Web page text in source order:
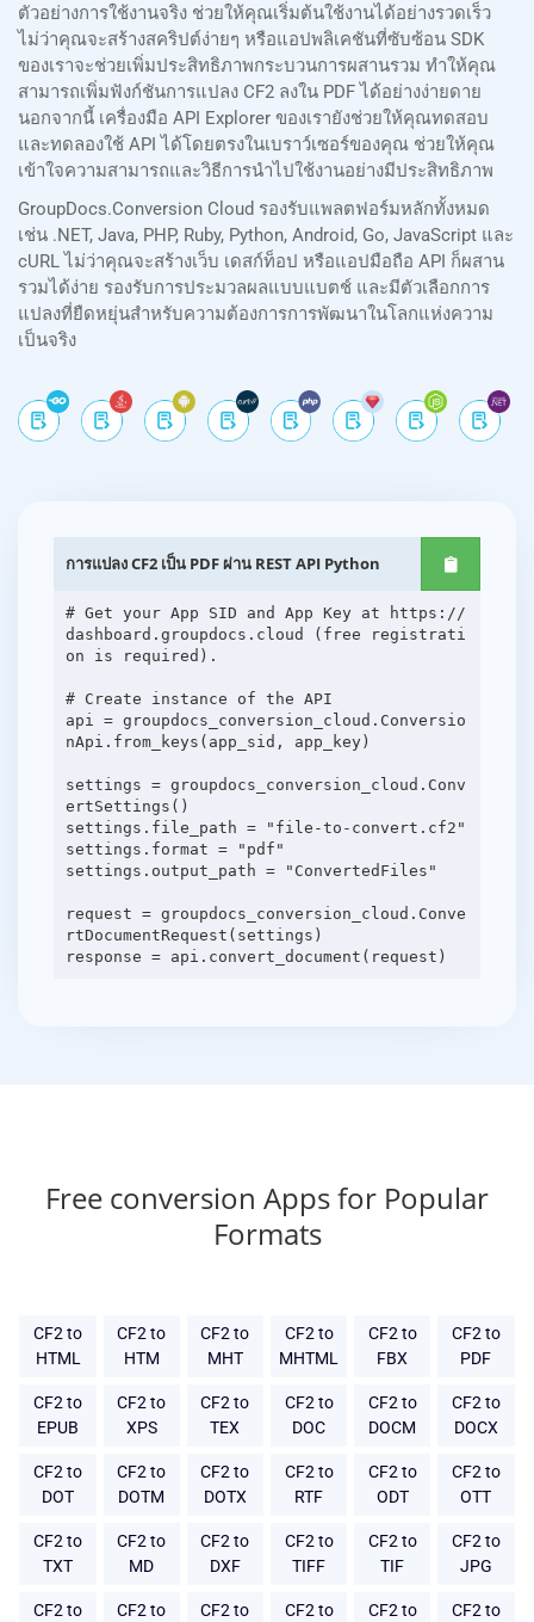
ตัวอย่างการใช้งานจริง ช่วยให้คุณเริ่มต้นใช้งานได้อย่างรวดเร็ว
ไม่ว่าคุณจะสร้างสคริปต์ง่ายๆ หรือแอปพลิเคชันที่ซับซ้อน SDK
ของเราจะช่วยเพิ่มประสิทธิภาพกระบวนการผสานรวม ทำให้คุณ
สามารถเพิ่มฟังก์ชันการแปลง CF2 ลงใน PDF ได้อย่างง่ายดาย
นอกจากนี้ เครื่องมือ API Explorer ของเรายังช่วยให้คุณทดสอบ
และทดลองใช้ API ได้โดยตรงในเบราว์เซอร์ของคุณ ช่วยให้คุณ
เข้าใจความสามารถและวิธีการนำไปใช้งานอย่างมีประสิทธิภาพ
GroupDocs.Conversion Cloud รองรับแพลตฟอร์มหลักทั้งหมด
เช่น .NET, Java, PHP, Ruby, Python, Android, Go, JavaScript และ
cURL ไม่ว่าคุณจะสร้างเว็บ เดสก์ท็อป หรือแอปมือถือ API ก็ผสาน
รวมได้ง่าย รองรับการประมวลผลแบบแบตช์ และมีตัวเลือกการ
แปลงที่ยืดหยุ่นสำหรับความต้องการการพัฒนาในโลกแห่งความ
เป็นจริง
การแปลง CF2 เป็น PDF ผ่าน REST API Python
# Get your App SID and App Key at https://
dashboard.groupdocs.cloud (free registrati
on is required).
# Create instance of the API
api = groupdocs_conversion_cloud.Conversio
nApi.from_keys(app_sid, app_key)
settings = groupdocs_conversion_cloud.Conv
ertSettings()
settings.file_path = "file-to-convert.cf2"
settings.format = "pdf"
settings.output_path = "ConvertedFiles"
request = groupdocs_conversion_cloud.Conve
rtDocumentRequest(settings)
Free conversion Apps for Popular
Formats
CF2 to
HTML
CF2 to
HTM
CF2 to
MHT
CF2 to
MHTML
CF2 to
FBX
CF2 to
PDF
CF2 to
EPUB
CF2 to
XPS
CF2 to
TEX
CF2 to
DOC
CF2 to
DOCM
CF2 to
DOCX
CF2 to
DOT
CF2 to
DOTM
CF2 to
DOTX
CF2 to
RTF
CF2 to
ODT
CF2 to
OTT
CF2 to
TXT
CF2 to
MD
CF2 to
DXF
CF2 to
TIFF
CF2 to
TIF
CF2 to
JPG
CF2 to
CF2 to
CF2 to
CF2 to
CF2 to
CF2 to